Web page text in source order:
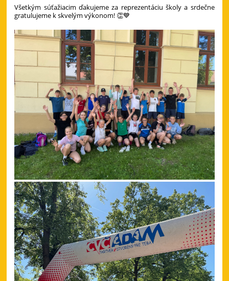
Všetkým súťažiacim ďakujeme za reprezentáciu školy a srdečne
gratulujeme k skvelým výkonom! 👏💙